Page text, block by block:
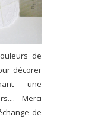
de
décorer
une
Merci
de